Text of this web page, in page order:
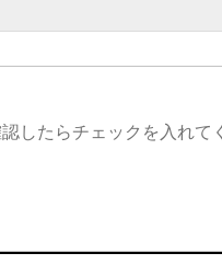
したらチェックを入れて